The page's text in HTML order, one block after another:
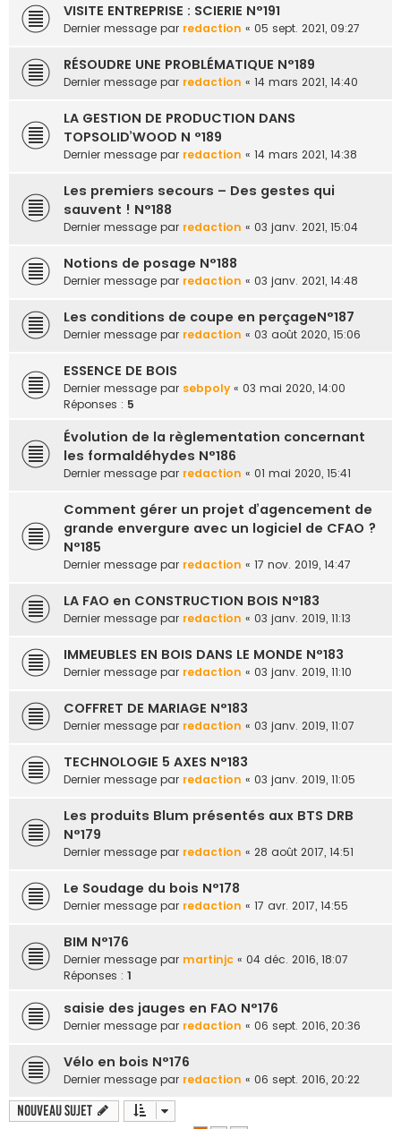
VISITE ENTREPRISE : SCIERIE N°191
Dernier message par redaction « 05 sept. 2021, 09:27
RÉSOUDRE UNE PROBLÉMATIQUE N°189
Dernier message par redaction « 14 mars 2021, 14:40
LA GESTION DE PRODUCTION DANS
TOPSOLID’WOOD N °189
Dernier message par redaction « 14 mars 2021, 14:38
Les premiers secours – Des gestes qui
sauvent ! N°188
Dernier message par redaction « 03 janv. 2021, 15:04
Notions de posage N°188
Dernier message par redaction « 03 janv. 2021, 14:48
Les conditions de coupe en perçageN°187
Dernier message par redaction « 03 août 2020, 15:06
ESSENCE DE BOIS
Dernier message par sebpoly « 03 mai 2020, 14:00
Réponses : 5
Évolution de la règlementation concernant
les formaldéhydes N°186
Dernier message par redaction « 01 mai 2020, 15:41
Comment gérer un projet d’agencement de
grande envergure avec un logiciel de CFAO ?
N°185
Dernier message par redaction « 17 nov. 2019, 14:47
LA FAO en CONSTRUCTION BOIS N°183
Dernier message par redaction « 03 janv. 2019, 11:13
IMMEUBLES EN BOIS DANS LE MONDE N°183
Dernier message par redaction « 03 janv. 2019, 11:10
COFFRET DE MARIAGE N°183
Dernier message par redaction « 03 janv. 2019, 11:07
TECHNOLOGIE 5 AXES N°183
Dernier message par redaction « 03 janv. 2019, 11:05
Les produits Blum présentés aux BTS DRB
N°179
Dernier message par redaction « 28 août 2017, 14:51
Le Soudage du bois N°178
Dernier message par redaction « 17 avr. 2017, 14:55
BIM N°176
Dernier message par martinjc « 04 déc. 2016, 18:07
Réponses : 1
saisie des jauges en FAO N°176
Dernier message par redaction « 06 sept. 2016, 20:36
Vélo en bois N°176
Dernier message par redaction « 06 sept. 2016, 20:22
Nouveau sujet